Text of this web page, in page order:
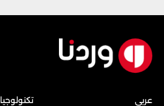
عربي
تكنولوجيا